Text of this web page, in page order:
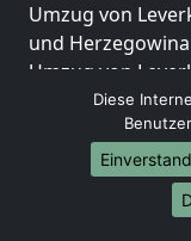
Umzug von
und Herzegowina
Umzug von
Umzug von
Umzug von
Umzug von
Umzug von
Umzug von
Diese